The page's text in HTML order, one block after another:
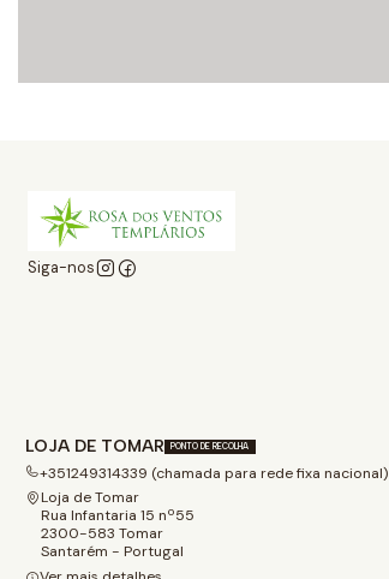
Siga-nos
LOJA DE TOMAR PONTO DE RECOLHA
+351249314339 (chamada para rede fixa nacional)
Loja de Tomar
Rua Infantaria 15 nº55
2300-583 Tomar
Santarém - Portugal